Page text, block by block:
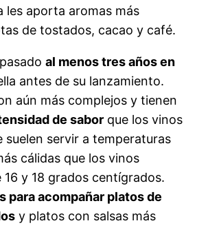
les aporta aromas más
de tostados, cacao y café.
al menos tres años en
antes de su lanzamiento.
aún más complejos y tienen
de sabor que los vinos
suelen servir a temperaturas
cálidas que los vinos
y 18 grados centígrados.
para acompañar platos de
y platos con salsas más